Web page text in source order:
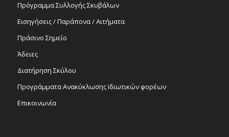
Πρόγραμμα Συλλογής Σκυβάλων
Εισηγήσεις / Παράπονα / Αιτήματα
Πράσινο Σημείο
Άδειες
Διατήρηση Σκύλου
Προγράμματα Ανακύκλωσης Ιδιωτικών φορέων
Επικοινωνία